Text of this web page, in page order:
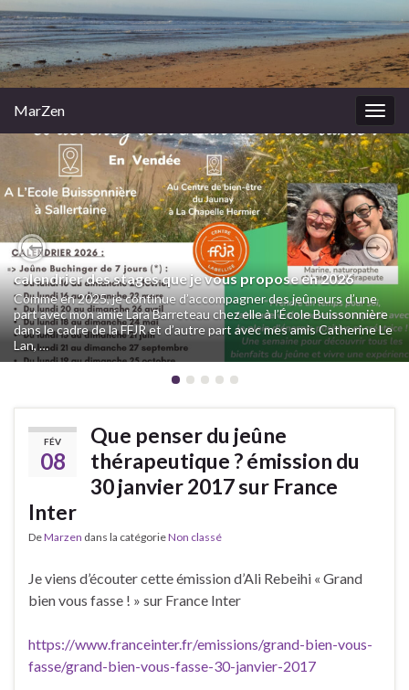
MarZen
calendrier des stages que je vous propose en 2026
Comme en 2025, je continue d’accompagner des jeûneurs d’une
part avec mon amie Lara Barreteau chez elle à l’École Buissonnière
dans le cadre de la FFJR et d’autre part avec mes amis Catherine Le
Lan, …
Previous
FÉV
08
Que penser du jeûne
thérapeutique ? émission du
30 janvier 2017 sur France
Inter
DeMarzen dans la catégorieNon classé
Je viens d’écouter cette émission d’Ali Rebeihi « Grand
bien vous fasse ! » sur France Inter
https://www.franceinter.fr/emissions/grand-bien-vous-
fasse/grand-bien-vous-fasse-30-janvier-2017